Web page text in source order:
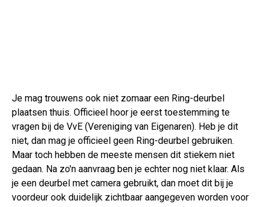
Je mag trouwens ook niet zomaar een Ring-deurbel
plaatsen thuis. Officieel hoor je eerst toestemming te
vragen bij de VvE (Vereniging van Eigenaren). Heb je dit
niet, dan mag je officieel geen Ring-deurbel gebruiken.
Maar toch hebben de meeste mensen dit stiekem niet
gedaan. Na zo'n aanvraag ben je echter nog niet klaar. Als
je een deurbel met camera gebruikt, dan moet dit bij je
voordeur ook duidelijk zichtbaar aangegeven worden voor